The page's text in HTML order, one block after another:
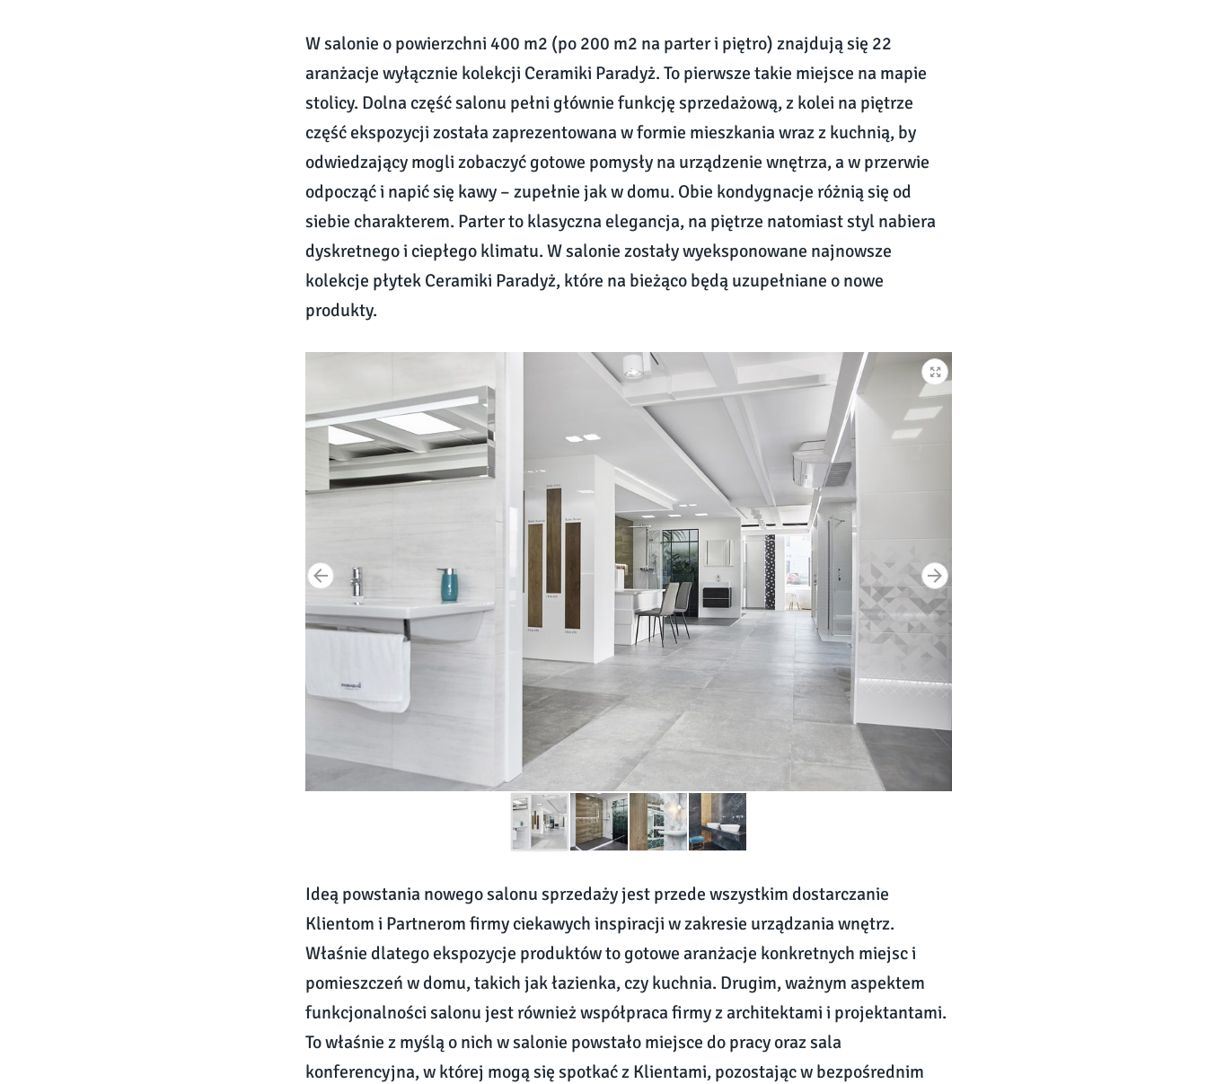
W salonie o powierzchni 400 m2 (po 200 m2 na parter i piętro) znajdują się 22
aranżacje wyłącznie kolekcji Ceramiki Paradyż. To pierwsze takie miejsce na mapie
stolicy. Dolna część salonu pełni głównie funkcję sprzedażową, z kolei na piętrze
część ekspozycji została zaprezentowana w formie mieszkania wraz z kuchnią, by
odwiedzający mogli zobaczyć gotowe pomysły na urządzenie wnętrza, a w przerwie
odpocząć i napić się kawy – zupełnie jak w domu. Obie kondygnacje różnią się od
siebie charakterem. Parter to klasyczna elegancja, na piętrze natomiast styl nabiera
dyskretnego i ciepłego klimatu. W salonie zostały wyeksponowane najnowsze
kolekcje płytek Ceramiki Paradyż, które na bieżąco będą uzupełniane o nowe
produkty.
Ideą powstania nowego salonu sprzedaży jest przede wszystkim dostarczanie
Klientom i Partnerom firmy ciekawych inspiracji w zakresie urządzania wnętrz.
Właśnie dlatego ekspozycje produktów to gotowe aranżacje konkretnych miejsc i
pomieszczeń w domu, takich jak łazienka, czy kuchnia. Drugim, ważnym aspektem
funkcjonalności salonu jest również współpraca firmy z architektami i projektantami.
To właśnie z myślą o nich w salonie powstało miejsce do pracy oraz sala
konferencyjna, w której mogą się spotkać z Klientami, pozostając w bezpośrednim